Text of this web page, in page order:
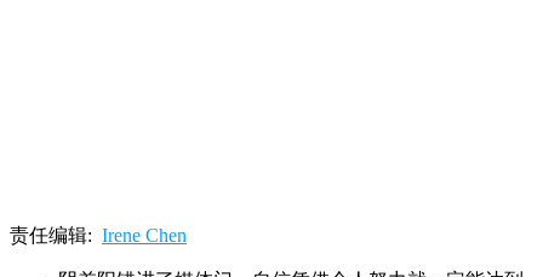
责任编辑: Irene Chen